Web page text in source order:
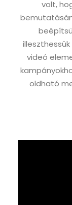
volt,
videó
oldható